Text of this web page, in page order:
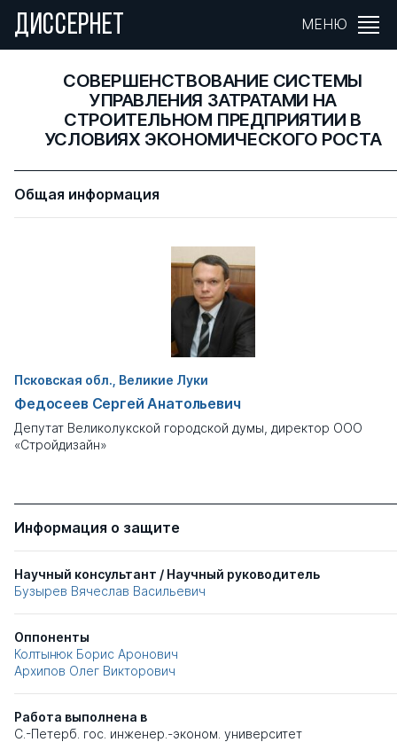
ДИССЕРНЕТ МЕНЮ
СОВЕРШЕНСТВОВАНИЕ СИСТЕМЫ
УПРАВЛЕНИЯ ЗАТРАТАМИ НА
СТРОИТЕЛЬНОМ ПРЕДПРИЯТИИ В
УСЛОВИЯХ ЭКОНОМИЧЕСКОГО РОСТА
Общая информация
Псковская обл., Великие Луки
Федосеев Сергей Анатольевич
Депутат Великолукской городской думы, директор ООО
«Стройдизайн»
Информация о защите
Научный консультант / Научный руководитель
Бузырев Вячеслав Васильевич
Оппоненты
Колтынюк Борис Аронович
Архипов Олег Викторович
Работа выполнена в
С.-Петерб. гос. инженер.-эконом. университет